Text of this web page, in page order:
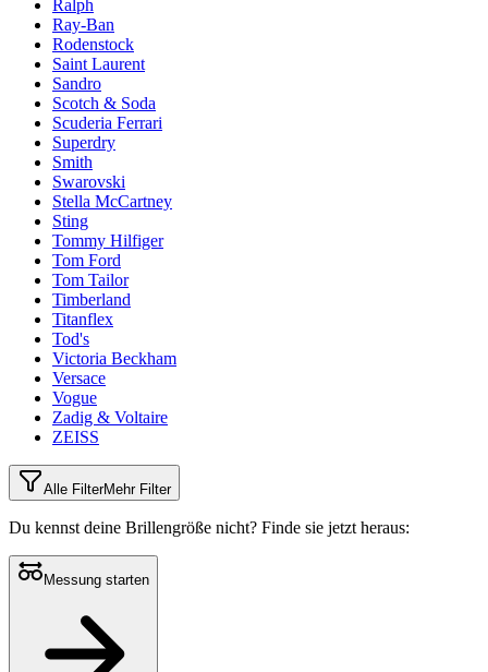
Ralph
Ray-Ban
Rodenstock
Saint Laurent
Sandro
Scotch & Soda
Scuderia Ferrari
Superdry
Smith
Swarovski
Stella McCartney
Sting
Tommy Hilfiger
Tom Ford
Tom Tailor
Timberland
Titanflex
Tod's
Victoria Beckham
Versace
Vogue
Zadig & Voltaire
ZEISS
Alle FilterMehr Filter
Du kennst deine Brillengröße nicht? Finde sie jetzt heraus:
Messung starten